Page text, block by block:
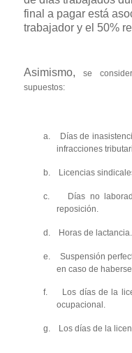
final a pagar está
trabajador y el 50%
Asimismo,se
supuestos:
a.
Días de
infracciones
b. Licencias
c.
Días no
reposición.
d. Horas de lactancia.
e.
Suspensión
en caso de
f.
Los días de la
ocupacional.
g. Los días de la